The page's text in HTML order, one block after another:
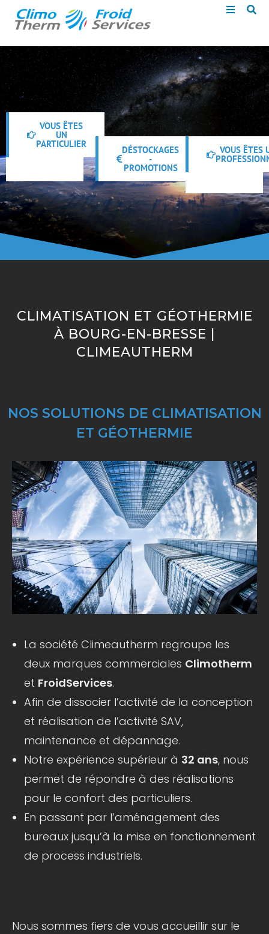
VOUS ÊTES
UN
PARTICULIER
DÉSTOCKAGES
-
PROMOTIONS
VOUS ÊTES
CLIMATISATION ET GÉOTHERMIE
À BOURG-EN-BRESSE |
CLIMEAUTHERM
NOS SOLUTIONS DE CLIMATISATION
ET GÉOTHERMIE
La société Climeautherm regroupe les
deux marques commerciales Climotherm
et FroidServices.
Afin de dissocier l’activité de la conception
et réalisation de l’activité SAV,
maintenance et dépannage.
Notre expérience supérieur à 32 ans, nous
permet de répondre à des réalisations
pour le confort des particuliers.
En passant par l’aménagement des
bureaux jusqu’à la mise en fonctionnement
de process industriels.
Nous sommes fiers de vous accueillir sur le